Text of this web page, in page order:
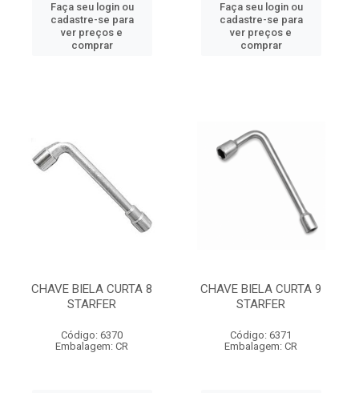
Faça seu login ou
cadastre-se para
ver preços e
comprar
Faça seu login ou
cadastre-se para
ver preços e
comprar
CHAVE BIELA CURTA 8
STARFER
Código: 6370
Embalagem: CR
CHAVE BIELA CURTA 9
STARFER
Código: 6371
Embalagem: CR